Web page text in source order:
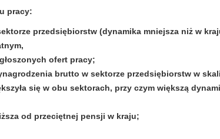
pracy:
przedsiębiorstw (dynamika mniejsza niż w
ofert pracy;
brutto w sektorze przedsiębiorstw w
się w obu sektorach, przy czym większą
od przeciętnej pensji w kraju;